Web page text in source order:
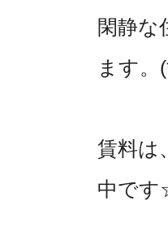
閑静な
ます
賃料
中で